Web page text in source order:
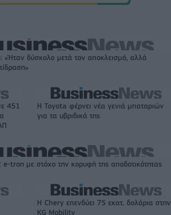
«Ήταν δύσκολο μετά τον αποκλεισμό, αλλά
451
Η Toyota φέρνει νέα γενιά μπαταριών
για τα υβριδικά της
tron με στόχο την κορυφή της αποδοτικότητας
Η Chery επενδύει 75 εκατ. δολάρια στην
KG Mobility